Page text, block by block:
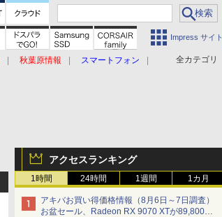
Impress サイト
全カテゴリ
秋葉原情報
スマートフォン
アクセスランキング
1時間 24時間 1週間 1カ月
アキバお買い得価格情報（8月6日～7日調査）
お盆セール、Radeon RX 9070 XTが89,800